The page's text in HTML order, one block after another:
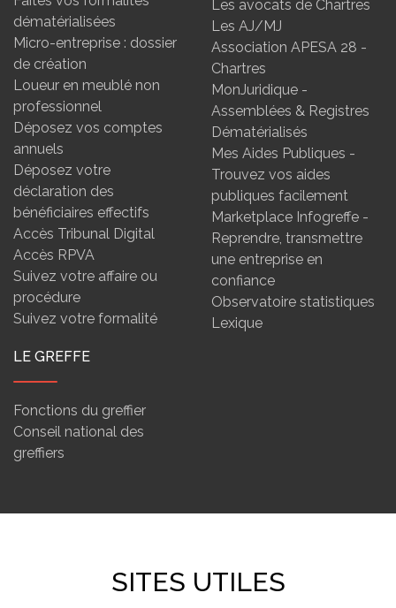
dématérialisées
Micro-entreprise : dossier
de création
Loueur en meublé non
professionnel
Déposez vos comptes
annuels
Déposez votre
déclaration des
bénéficiaires effectifs
Accès Tribunal Digital
Accès RPVA
Suivez votre affaire ou
procédure
Suivez votre formalité
Les avocats de Chartres
Les AJ/MJ
Association APESA 28 -
Chartres
MonJuridique -
Assemblées & Registres
Dématérialisés
Mes Aides Publiques -
Trouvez vos aides
publiques facilement
Marketplace Infogreffe -
Reprendre, transmettre
une entreprise en
confiance
Observatoire statistiques
Lexique
LE GREFFE
Fonctions du greffier
Conseil national des
greffiers
SITES UTILES